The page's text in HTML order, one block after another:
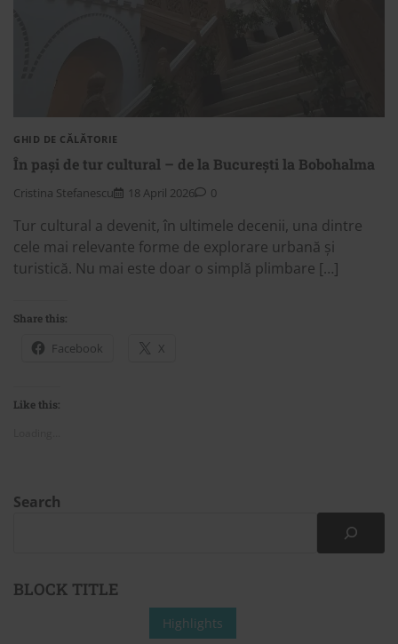
GHID DE CĂLĂTORIE
În pași de tur cultural – de la București la Bobohalma
Cristina Stefanescu 18 April 2026 0
Tur cultural a devenit, în ultimele decenii, una dintre
cele mai relevante forme de explorare urbană și
turistică. Nu mai este doar o simplă plimbare […]
Share this:
Facebook X
Like this:
Search
BLOCK TITLE
Highlights